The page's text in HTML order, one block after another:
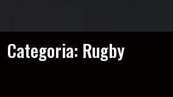
Categoria: Rugby